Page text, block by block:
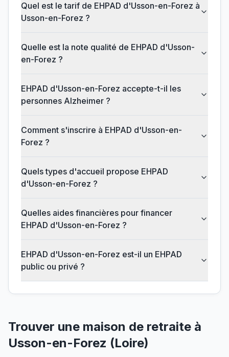
Quel est le tarif de EHPAD d'Usson-en-Forez à
Usson-en-Forez ?
Quelle est la note qualité de EHPAD d'Usson-
en-Forez ?
EHPAD d'Usson-en-Forez accepte-t-il les
personnes Alzheimer ?
Comment s'inscrire à EHPAD d'Usson-en-
Forez ?
Quels types d'accueil propose EHPAD
d'Usson-en-Forez ?
Quelles aides financières pour financer
EHPAD d'Usson-en-Forez ?
EHPAD d'Usson-en-Forez est-il un EHPAD
public ou privé ?
Trouver une maison de retraite à
Usson-en-Forez (Loire)